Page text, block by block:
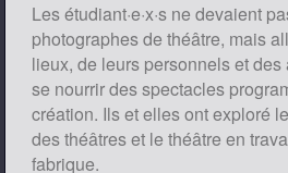
Les étudiant·e·x·s ne devaient
photographes de théâtre, mais
lieux, de leurs personnels et des
se nourrir des spectacles
création. Ils et elles ont exploré
des théâtres et le théâtre en
fabrique.